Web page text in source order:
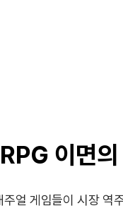
이면의
주얼 게임들이 시장 역